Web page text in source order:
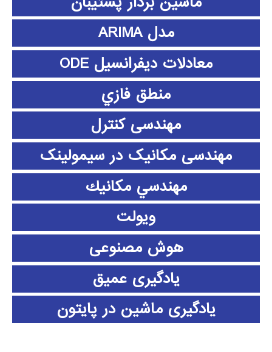
مدل ARIMA
معادلات دیفرانسیل ODE
منطق فازي
مهندسی کنترل
مهندسی مکانیک در سیمولینک
مهندسي مكانيك
ویولت
هوش مصنوعی
یادگیری عمیق
یادگیری ماشین در پایتون